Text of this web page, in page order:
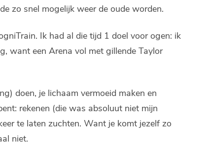
zo snel mogelijk weer de oude worden.
Ik had al die tijd 1 doel voor ogen: ik
want een Arena vol met gillende Taylor
doen, je lichaam vermoeid maken en
rekenen (die was absoluut niet mijn
te laten zuchten. Want je komt jezelf zo
niet.